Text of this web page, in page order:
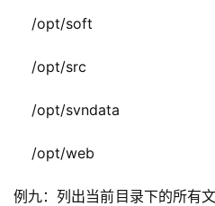
/opt/soft
/opt/src
/opt/svndata
/opt/web
例九：列出当前目录下的所有